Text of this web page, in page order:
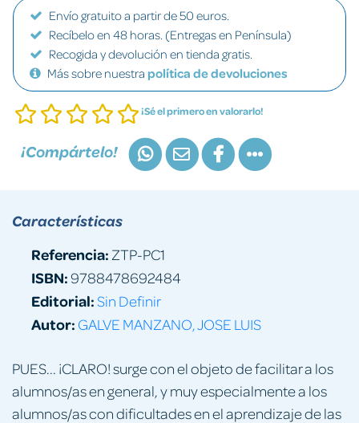
Envío gratuito a partir de 50 euros.
Recíbelo en 48 horas. (Entregas en Península)
Recogida y devolución en tienda gratis.
Más sobre nuestra política de devoluciones
¡Sé el primero en valorarlo!
¡Compártelo!
PUES... ¡CLARO! surge con el objeto de facilitar a los
alumnos/as en general, y muy especialmente a los
alumnos/as con dificultades en el aprendizaje de las
Características
Referencia: ZTP-PC1
ISBN:9788478692484
Editorial:Sin Definir
Autor: GALVE MANZANO, JOSE LUIS